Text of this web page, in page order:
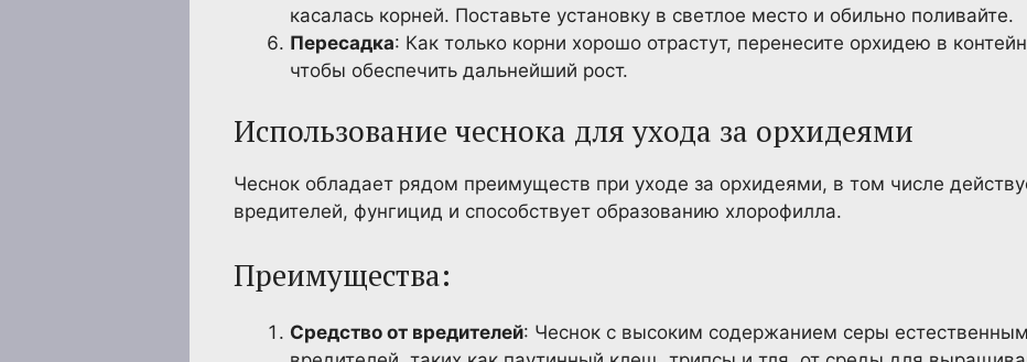
касалась корней. Поставьте установку в светлое место и обильно поливайте.
Пересадка: Как только корни хорошо отрастут, перенесите орхидею в
чтобы обеспечить дальнейший рост.
Использование чеснока для ухода за орхидеями
Чеснок обладает рядом преимуществ при уходе за орхидеями, в том числе
вредителей, фунгицид и способствует образованию хлорофилла.
Преимущества:
Средство от вредителей: Чеснок с высоким содержанием серы